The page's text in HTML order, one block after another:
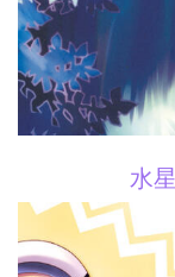
水